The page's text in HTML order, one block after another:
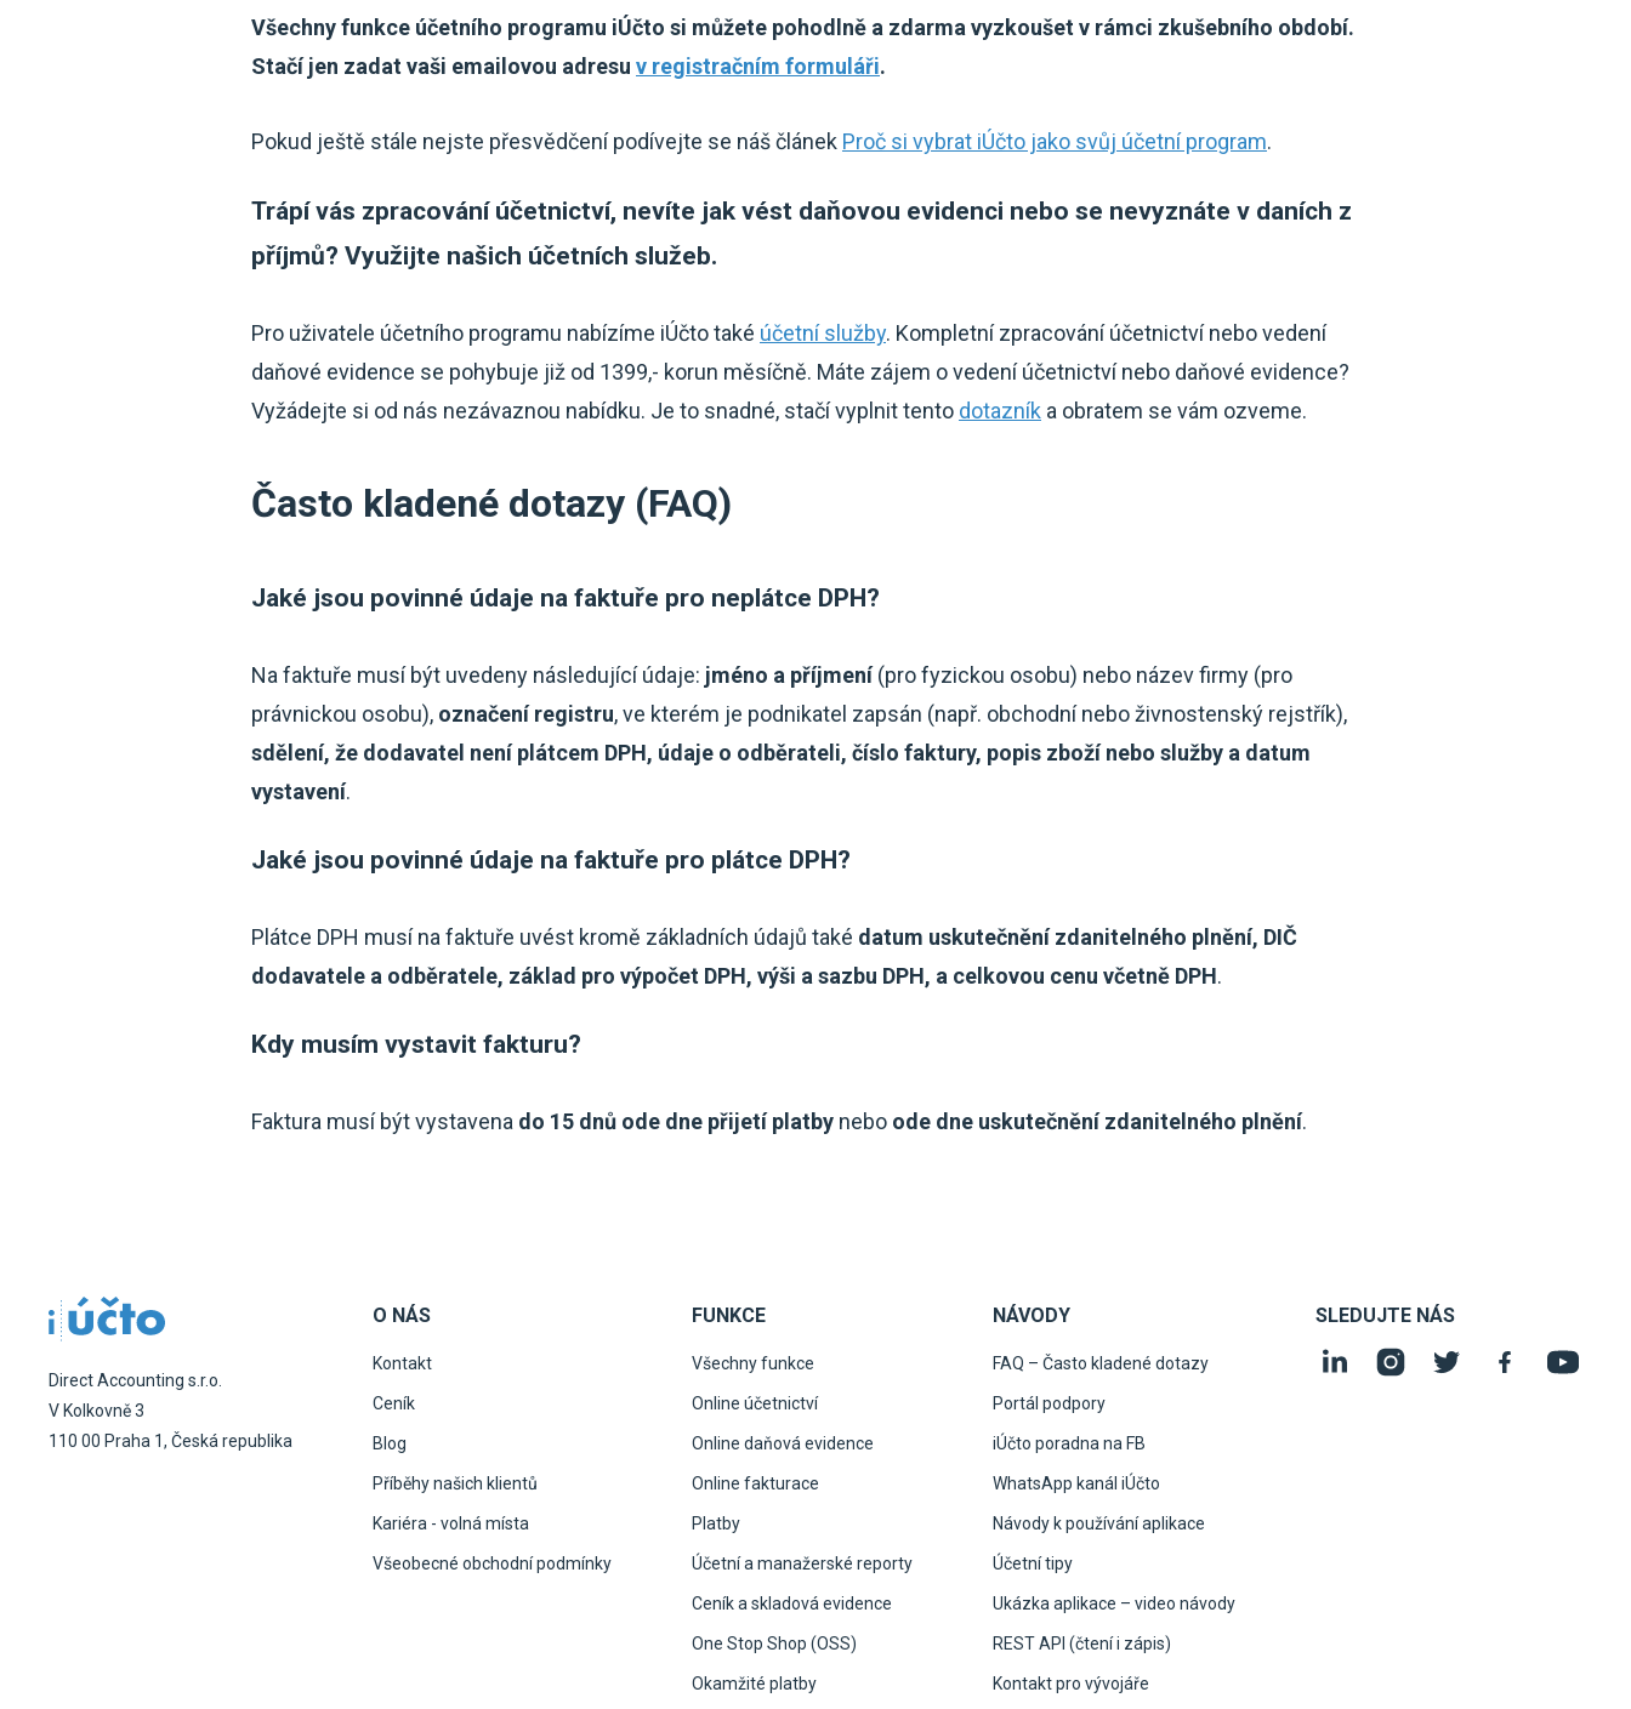
Všechny funkce účetního programu iÚčto si můžete pohodlně a zdarma vyzkoušet v rámci zkušebního období.
Stačí jen zadat vaši emailovou adresu v registračním formuláři.
Pokud ještě stále nejste přesvědčení podívejte se náš článek Proč si vybrat iÚčto jako svůj účetní program.
Trápí vás zpracování účetnictví, nevíte jak vést daňovou evidenci nebo se nevyznáte v daních z
příjmů? Využijte našich účetních služeb.
Pro uživatele účetního programu nabízíme iÚčto také účetní služby. Kompletní zpracování účetnictví nebo vedení
daňové evidence se pohybuje již od 1399,- korun měsíčně. Máte zájem o vedení účetnictví nebo daňové evidence?
Vyžádejte si od nás nezávaznou nabídku. Je to snadné, stačí vyplnit tento dotazník a obratem se vám ozveme.
Často kladené dotazy (FAQ)
Jaké jsou povinné údaje na faktuře pro neplátce DPH?
Na faktuře musí být uvedeny následující údaje: jméno a příjmení(pro fyzickou osobu) nebo název firmy (pro
právnickou osobu), označení registru, ve kterém je podnikatel zapsán (např. obchodní nebo živnostenský rejstřík),
sdělení, že dodavatel není plátcem DPH, údaje o odběrateli, číslo faktury, popis zboží nebo služby a datum
vystavení.
Jaké jsou povinné údaje na faktuře pro plátce DPH?
Plátce DPH musí na faktuře uvést kromě základních údajů také datum uskutečnění zdanitelného plnění, DIČ
dodavatele a odběratele, základ pro výpočet DPH, výši a sazbu DPH, a celkovou cenu včetně DPH.
Kdy musím vystavit fakturu?
Faktura musí být vystavena do 15 dnů ode dne přijetí platby nebo ode dne uskutečnění zdanitelného plnění.
Direct Accounting s.r.o.
V Kolkovně 3
110 00 Praha 1, Česká republika
O NÁS
Kontakt
Ceník
Blog
Příběhy našich klientů
Kariéra - volná místa
Všeobecné obchodní podmínky
FUNKCE
Všechny funkce
Online účetnictví
Online daňová evidence
Online fakturace
Platby
Účetní a manažerské reporty
Ceník a skladová evidence
One Stop Shop (OSS)
Okamžité platby
NÁVODY
FAQ – Často kladené dotazy
Portál podpory
iÚčto poradna na FB
WhatsApp kanál iÚčto
Návody k používání aplikace
Účetní tipy
Ukázka aplikace – video návody
REST API (čtení i zápis)
Kontakt pro vývojáře
SLEDUJTE NÁS